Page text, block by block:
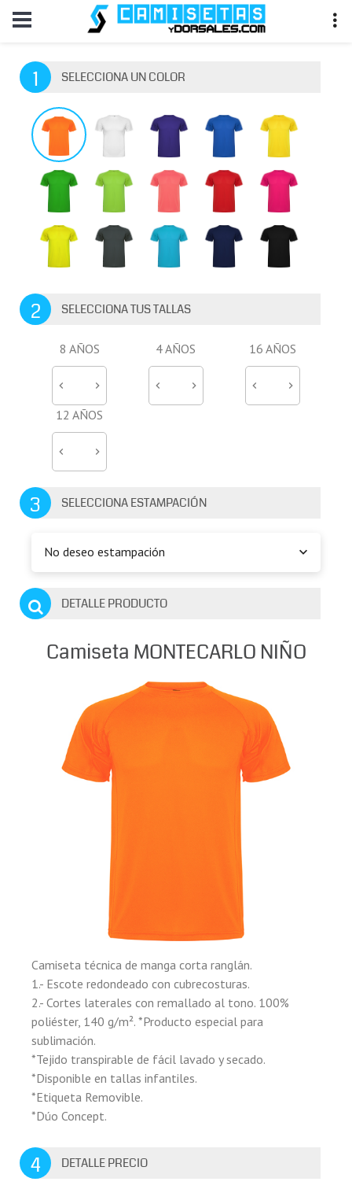
1 SELECCIONA UN COLOR
2 SELECCIONA TUS TALLAS
8 AÑOS 4 AÑOS 16 AÑOS
12 AÑOS
3 SELECCIONA ESTAMPACIÓN
No deseo estampación
DETALLE PRODUCTO
Camiseta MONTECARLO NIÑO
Camiseta técnica de manga corta ranglán.
1.- Escote redondeado con cubrecosturas.
2.- Cortes laterales con remallado al tono. 100%
poliéster, 140 g/m². *Producto especial para
sublimación.
*Tejido transpirable de fácil lavado y secado.
*Disponible en tallas infantiles.
*Etiqueta Removible.
*Dúo Concept.
4 DETALLE PRECIO